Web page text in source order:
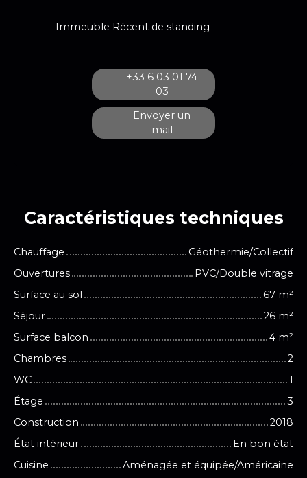
Immeuble Récent de standing
+33 6 03 01 74
03
Envoyer un
mail
Caractéristiques techniques
Chauffage
Géothermie/Collectif
Ouvertures
PVC/Double vitrage
Surface au sol
67 m²
Séjour
26 m²
Surface balcon
4 m²
Chambres
2
WC
1
Étage
3
Construction
2018
État intérieur
En bon état
Cuisine
Aménagée et équipée/Américaine